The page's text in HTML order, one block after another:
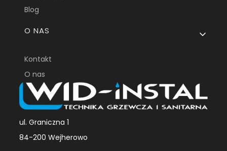
Blog
O NAS
Kontakt
O nas
ul. Graniczna 1
84-200 Wejherowo